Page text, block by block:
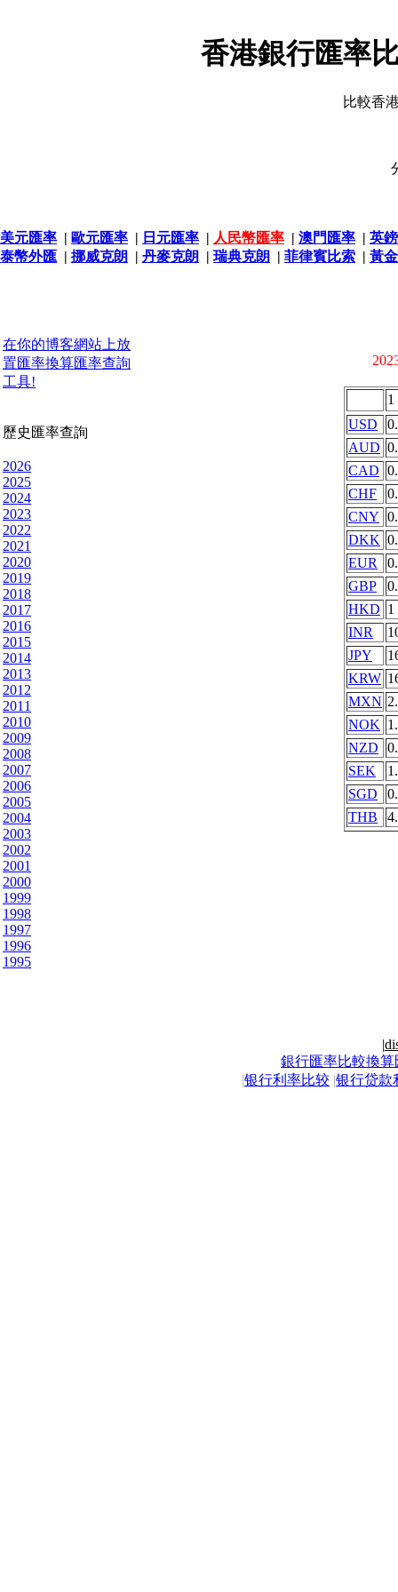
香港銀行匯率
比較香
美元匯率 | 歐元匯率 | 日元匯率 | 人民幣匯率 | 澳門匯率 | 英
泰幣外匯 | 挪威克朗 | 丹麥克朗 | 瑞典克朗 | 菲律賓比索 | 黃
在你的博客網站上放
置匯率換算匯率查詢
工具!
歷史匯率查詢
2026
2025
2024
2023
2022
2021
2020
2019
2018
2017
2016
2015
2014
2013
2012
2011
2010
2009
2008
2007
2006
2005
2004
2003
2002
2001
2000
1999
1998
1997
1996
1995
1
USD
AUD
CAD
CHF
CNY
DKK
EUR
GBP
HKD 1
INR
JPY
KRW
MXN
NOK
NZD
SEK
SGD
THB
|
銀行匯率比較換算
|银行利率比较 |银行贷款